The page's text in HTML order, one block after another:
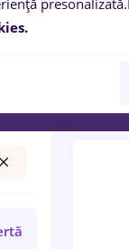
0
presonalizată.